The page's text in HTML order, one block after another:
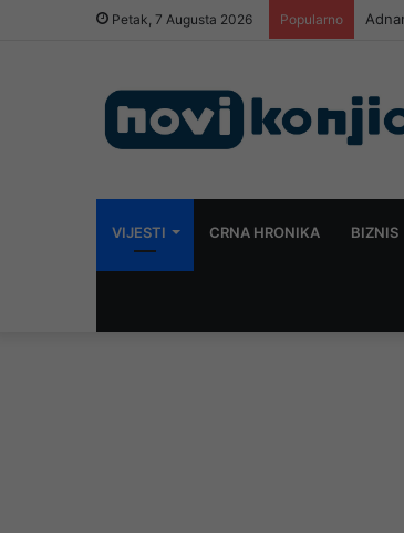
Petak, 7 Augusta 2026 Popularno
VIJESTI CRNA HRONIKA BIZNIS